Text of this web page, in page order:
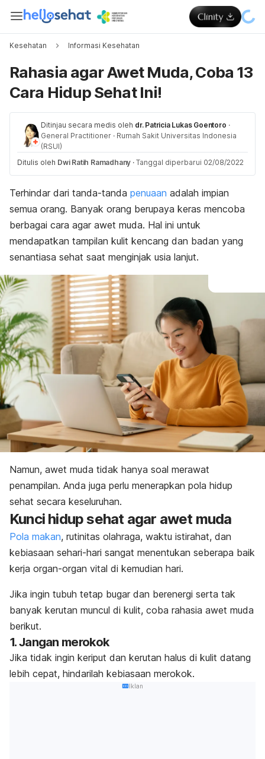
Kesehatan Informasi Kesehatan
Rahasia agar Awet Muda, Coba 13
Cara Hidup Sehat Ini!
Ditinjau secara medis oleh dr. Patricia Lukas Goentoro ·
General Practitioner · Rumah Sakit Universitas Indonesia
(RSUI)
Ditulis oleh Dwi Ratih Ramadhany · Tanggal diperbarui 02/08/2022
Terhindar dari tanda-tanda penuaan adalah impian
semua orang. Banyak orang berupaya keras mencoba
berbagai cara agar awet muda. Hal ini untuk
mendapatkan tampilan kulit kencang dan badan yang
senantiasa sehat saat menginjak usia lanjut.
Namun, awet muda tidak hanya soal merawat
penampilan. Anda juga perlu menerapkan pola hidup
sehat secara keseluruhan.
Kunci hidup sehat agar awet muda
Pola makan, rutinitas olahraga, waktu istirahat, dan
kebiasaan sehari-hari sangat menentukan seberapa baik
kerja organ-organ vital di kemudian hari.
Jika ingin tubuh tetap bugar dan berenergi serta tak
banyak kerutan muncul di kulit, coba rahasia awet muda
berikut.
1. Jangan merokok
Jika tidak ingin keriput dan kerutan halus di kulit datang
lebih cepat, hindarilah kebiasaan merokok.
Iklan